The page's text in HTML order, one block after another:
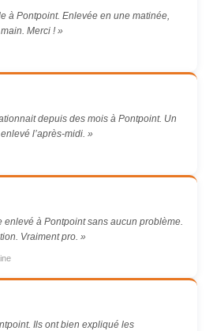
à Pontpoint. Enlevée en une matinée,
Merci ! »
depuis des mois à Pontpoint. Un
l’après-midi. »
enlevé à Pontpoint sans aucun problème.
Vraiment pro. »
Ils ont bien expliqué les